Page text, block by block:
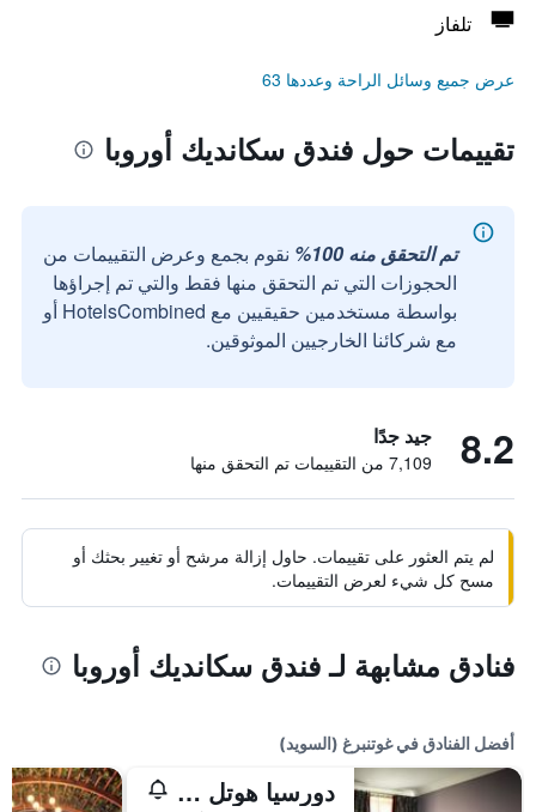
تلفاز
عرض جميع وسائل الراحة وعددها 63
تقييمات حول فندق سكانديك أوروبا
تم التحقق منه 100%
نقوم بجمع وعرض التقييمات من
الحجوزات التي تم التحقق منها فقط والتي تم إجراؤها
بواسطة مستخدمين حقيقيين مع HotelsCombined أو
مع شركائنا الخارجيين الموثوقين.
8.2 جيد جدًا
7,109 من التقييمات تم التحقق منها
لم يتم العثور على تقييمات. حاول إزالة مرشح أو تغيير بحثك أو
مسح كل شيء لعرض التقييمات.
فنادق مشابهة لـ فندق سكانديك أوروبا
أفضل الفنادق في غوتنبرغ (السويد)
دورسيا هوتل آند ريستورانت